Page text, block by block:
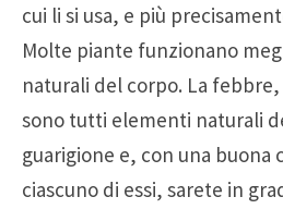
cui li si usa, e più
Molte piante funzionano
naturali del corpo. La
sono tutti elementi naturali
guarigione e, con una buona
ciascuno di essi, sarete in